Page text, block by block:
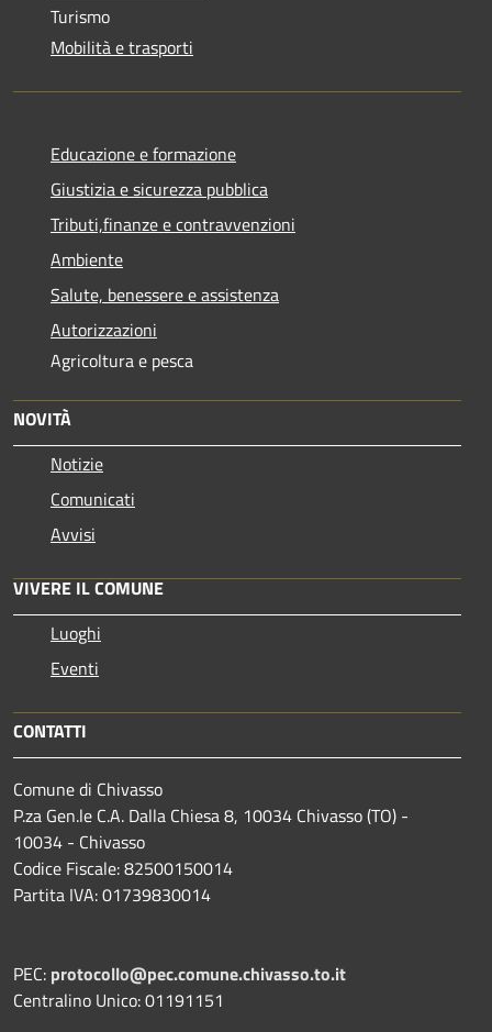
Turismo
Mobilità e trasporti
Educazione e formazione
Giustizia e sicurezza pubblica
Tributi,finanze e contravvenzioni
Ambiente
Salute, benessere e assistenza
Autorizzazioni
Agricoltura e pesca
NOVITÀ
Notizie
Comunicati
Avvisi
VIVERE IL COMUNE
Luoghi
Eventi
CONTATTI
Comune di Chivasso
P.za Gen.le C.A. Dalla Chiesa 8, 10034 Chivasso (TO) -
10034 - Chivasso
Codice Fiscale: 82500150014
Partita IVA: 01739830014
PEC: protocollo@pec.comune.chivasso.to.it
Centralino Unico: 01191151